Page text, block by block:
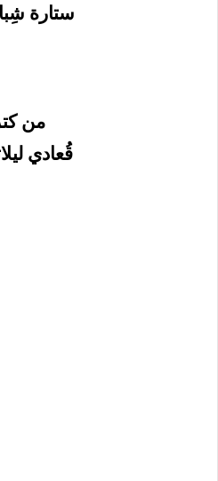
ستارة
من
قُعادي